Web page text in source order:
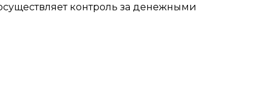
контроль за денежными